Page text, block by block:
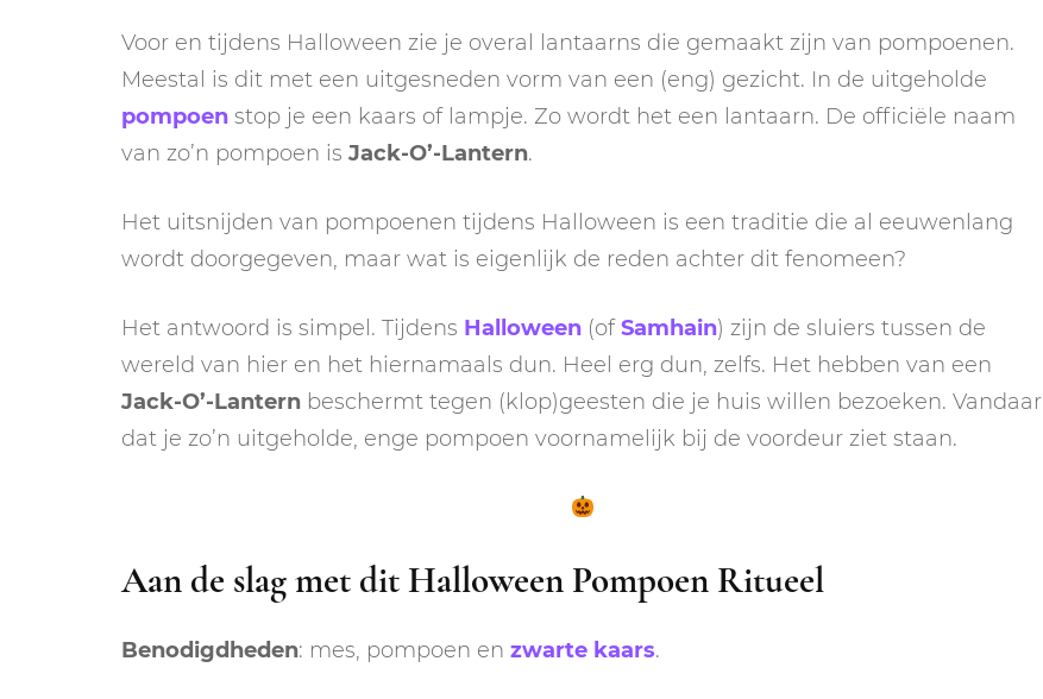
Voor en tijdens Halloween zie je overal lantaarns die gemaakt zijn van pompoenen.
Meestal is dit met een uitgesneden vorm van een (eng) gezicht. In de uitgeholde
pompoen stop je een kaars of lampje. Zo wordt het een lantaarn. De officiële naam
van zo’n pompoen is Jack-O’-Lantern.
Het uitsnijden van pompoenen tijdens Halloween is een traditie die al eeuwenlang
wordt doorgegeven, maar wat is eigenlijk de reden achter dit fenomeen?
Het antwoord is simpel. Tijdens Halloween (ofSamhain) zijn de sluiers tussen de
wereld van hier en het hiernamaals dun. Heel erg dun, zelfs. Het hebben van een
Jack-O’-Lantern beschermt tegen (klop)geesten die je huis willen bezoeken. Vandaar
dat je zo’n uitgeholde, enge pompoen voornamelijk bij de voordeur ziet staan.
Aan de slag met dit Halloween Pompoen Ritueel
Benodigdheden: mes, pompoen en zwarte kaars.